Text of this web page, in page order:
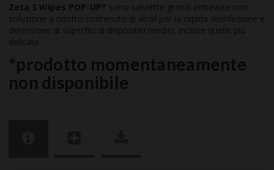
Zeta 3 Wipes POP-UP* sono salviette grandi imbevute con
soluzione a ridotto contenuto di alcol per la rapida disinfezione e
detersione di superfici di dispositivi medici, incluse quelle più
delicate.
*prodotto momentaneamente
non disponibile